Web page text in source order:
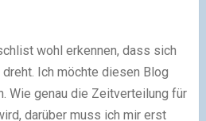
wohl erkennen, dass sich
Ich möchte diesen Blog
Wie genau die Zeitverteilung für
darüber muss ich mir erst